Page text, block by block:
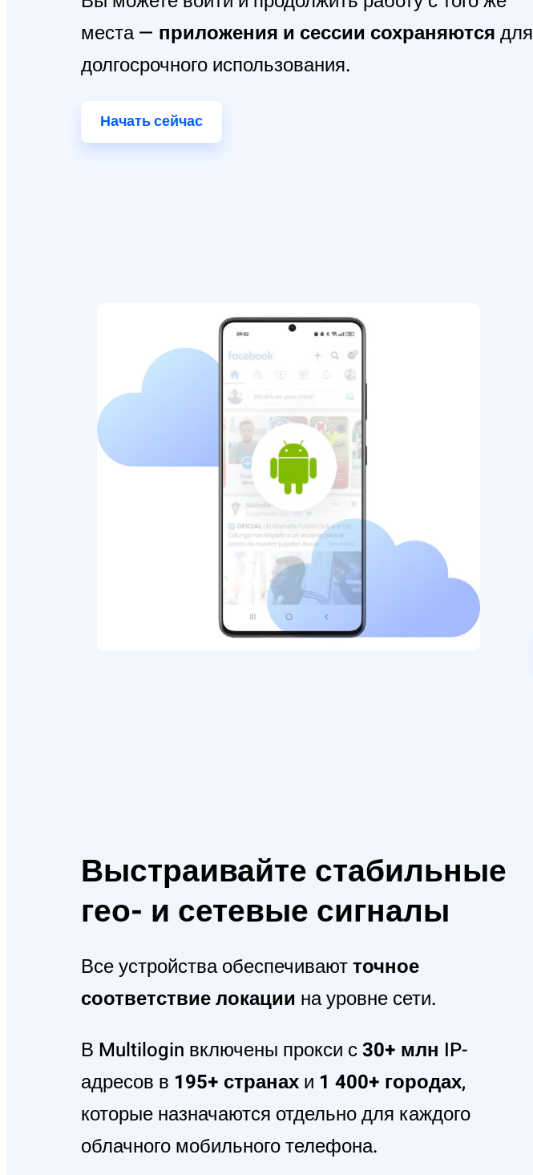
места — приложения и сессии сохраняются для
долгосрочного использования.
Начать сейчас
Выстраивайте стабильные
гео- и сетевые сигналы
Все устройства обеспечиваютточное
соответствие локации на уровне сети.
В Multilogin включены прокси с30+ млн IP-
адресов в 195+ странах и 1 400+ городах,
которые назначаются отдельно для каждого
облачного мобильного телефона.